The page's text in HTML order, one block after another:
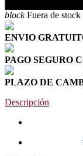
blockFuera de stock
ENVIO
PAGO SEGURO
PLAZO DE
Descripción